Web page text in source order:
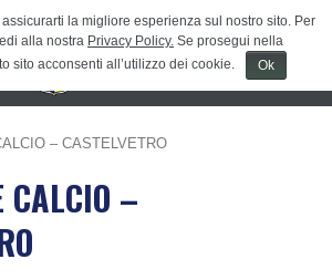
Menu
– CASTELVETRO
CALCIO –
la migliore esperienza sul nostro sito. Per
alla nostra Privacy Policy. Se prosegui nella
sito acconsenti all’utilizzo dei cookie.
Ok